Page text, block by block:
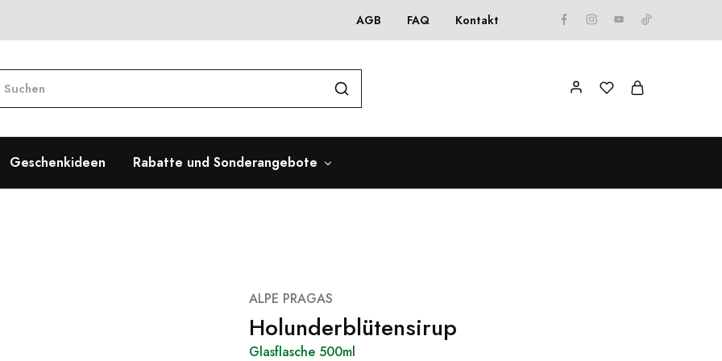
AGB FAQ Kontakt
Geschenkideen Rabatte und Sonderangebote
ALPE PRAGAS
Holunderblütensirup
Glasflasche 500ml